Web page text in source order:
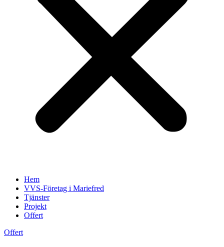
Hem
VVS-Företag i Mariefred
Tjänster
Projekt
Offert
Offert